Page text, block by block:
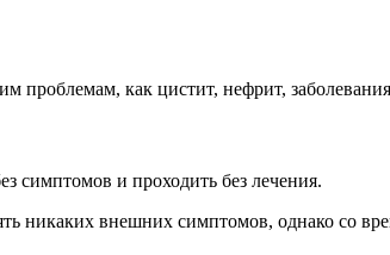
проблемам, как цистит, нефрит,
симптомов и проходить без лечения.
никаких внешних симптомов, однако со